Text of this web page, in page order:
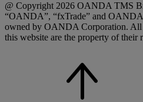
@ Copyright 2026 OANDA TMS
“OANDA”, “fxTrade” and
owned by OANDA Corporation. All
this website are the property of their